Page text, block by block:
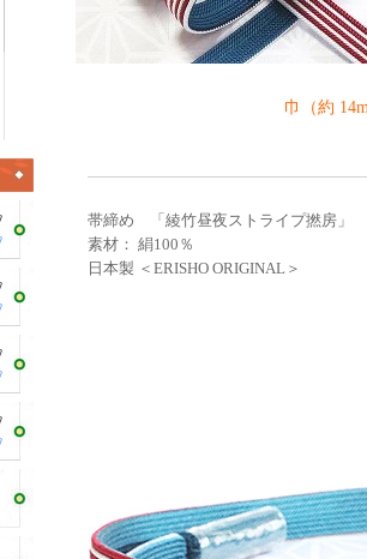
巾（約
帯締め 「綾竹昼夜ストライプ撚房」
素材： 絹100％
日本製 ＜ERISHO ORIGINAL＞